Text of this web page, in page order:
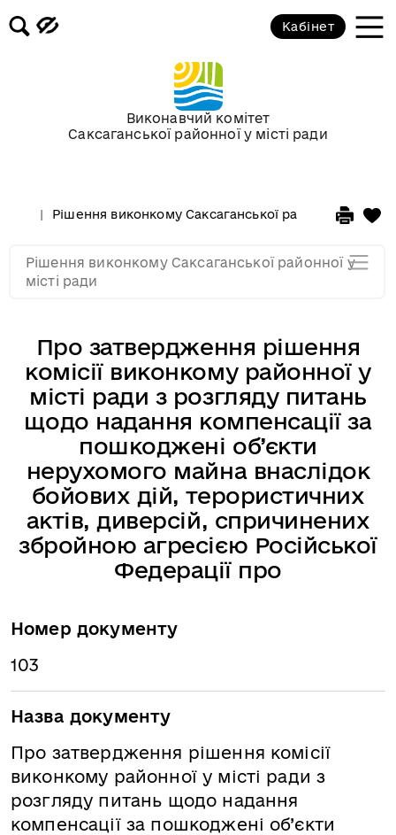
Виконавчий комітет
Саксаганської районної у місті ради
Кабінет
Рішення виконкому Саксаганської районної у місті
Про затвердження рішення
комісії виконкому районної у
місті ради з розгляду питань
щодо надання компенсації за
пошкоджені об’єкти
нерухомого майна внаслідок
бойових дій, терористичних
актів, диверсій, спричинених
збройною агресією Російської
Федерації про
Номер документу
103
Назва документу
Про затвердження рішення комісії
виконкому районної у місті ради з
розгляду питань щодо надання
компенсації за пошкоджені об’єкти
Рішення виконкому Саксаганської районної у
місті ради
Засідання за 2015 рік
Засідання за 2014 рік
Засідання за 2013 рік
Засідання за 2011
Засідання за 2010